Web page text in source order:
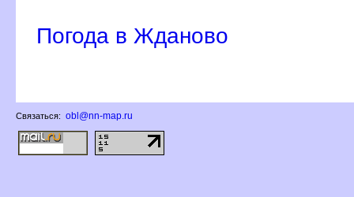
Погода в Жданово
Связаться: obl@nn-map.ru